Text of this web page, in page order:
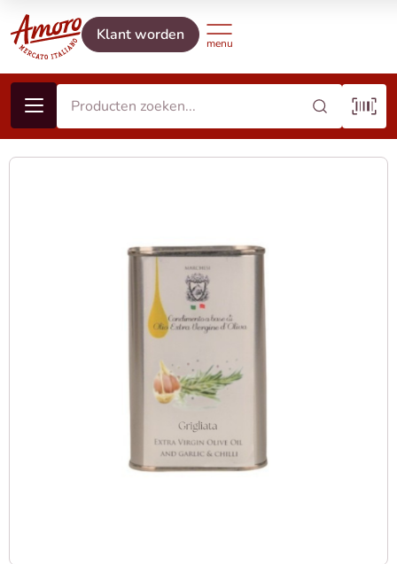
Klant worden